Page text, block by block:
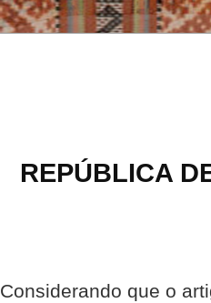
REPÚBLICA
Considerando que o